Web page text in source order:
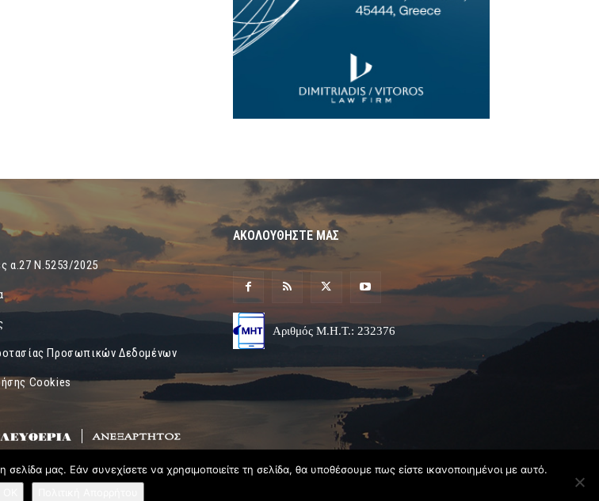
α.27 Ν.5253/2025
Προσωπικών Δεδομένων
Cookies
ΑΚΟΛΟΥΘΗΣΤΕ ΜΑΣ
Αριθμός Μ.Η.Τ.: 232376
μας. Εάν συνεχίσετε να χρησιμοποιείτε τη σελίδα, θα υποθέσουμε πως είστε ικανοποιημένοι με αυτό.